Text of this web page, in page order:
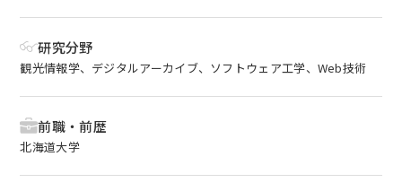
コンセプト動画
研究分野
観光情報学、デジタルアーカイブ、ソフトウェア工学、Web技術
前職・前歴
北海道大学